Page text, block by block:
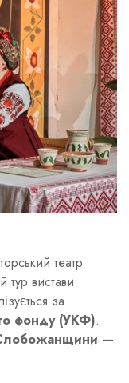
театр
тур вистави
за
фонду (УКФ).
—